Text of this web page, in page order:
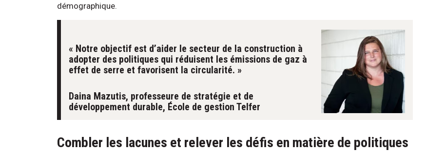
démographique.
« Notre objectif est d’aider le secteur de la construction à
adopter des politiques qui réduisent les émissions de gaz à
effet de serre et favorisent la circularité. »
Daina Mazutis, professeure de stratégie et de
développement durable, École de gestion Telfer
Combler les lacunes et relever les défis en matière de politiques